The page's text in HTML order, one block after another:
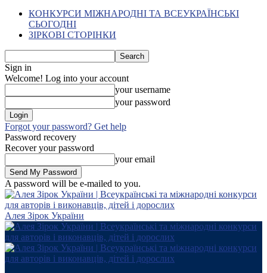
КОНКУРСИ МІЖНАРОДНІ ТА ВСЕУКРАЇНСЬКІ
СЬОГОДНІ
ЗІРКОВІ СТОРІНКИ
Sign in
Welcome! Log into your account
your username
your password
Forgot your password? Get help
Password recovery
Recover your password
your email
A password will be e-mailed to you.
Алея Зірок України